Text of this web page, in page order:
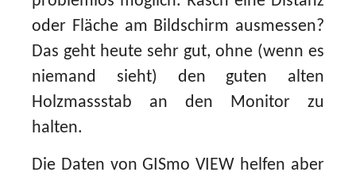
oder Fläche am Bildschirm ausmessen?
Das geht heute sehr gut, ohne (wenn es
niemand sieht) den guten alten
Holzmassstab an den Monitor zu
halten.
Die Daten von GISmo VIEW helfen aber